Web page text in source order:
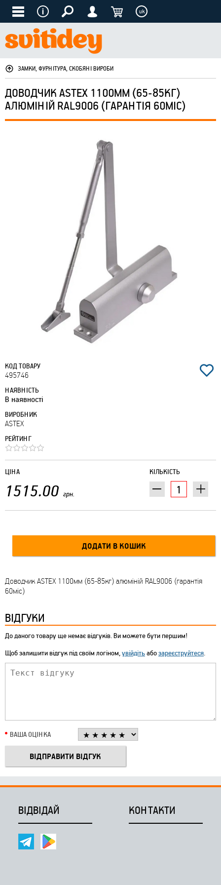
uk
ЗАМКИ, ФУРНІТУРА, СКОБЯНІ ВИРОБИ
ДОВОДЧИК ASTEX 1100ММ (65-85КГ)
АЛЮМІНІЙ RAL9006 (ГАРАНТІЯ 60МІС)
КОД ТОВАРУ
495746
НАЯВНІСТЬ
В наявності
ВИРОБНИК
ASTEX
РЕЙТИНГ
КІЛЬКІСТЬ
ЦІНА
1515.00 грн.
Доводчик ASTEX 1100мм (65-85кг) алюміній RAL9006 (гарантія
60міс)
ВІДГУКИ
До даного товару ще немає відгуків. Ви можете бути першим!
Щоб залишити відгук під своїм логіном,увійдітьабозареєструйтеся.
ВАША ОЦІНКА
ВІДВІДАЙ КОНТАКТИ